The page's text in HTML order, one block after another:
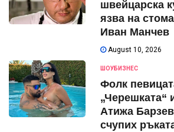
швейцарска
язва на
Иван Манчев
August 10, 2026
ШОУБИЗНЕС
Фолк
„Черешката“
Атижа
счупих